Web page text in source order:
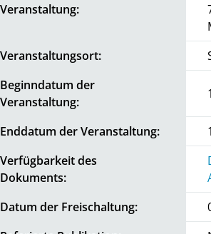
Veranstaltung:
Veranstaltungsort:
Beginndatum der
Veranstaltung:
Enddatum der Veranstaltung:
Verfügbarkeit des
Dokuments:
Datum der Freischaltung: